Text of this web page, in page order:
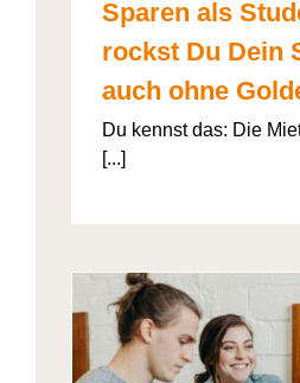
Sparen als
rockst Du Dein
auch ohne
Du kennst das: Die
[...]